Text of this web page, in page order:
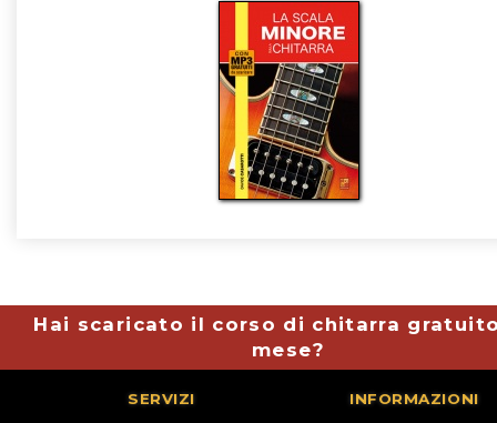
Hai scaricato il corso di chitarra
mese?
SERVIZI INFORMAZIONI